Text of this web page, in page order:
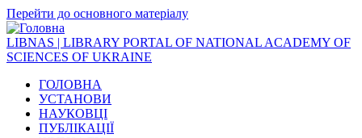
Перейти до основного матеріалу
LIBNAS | LIBRARY PORTAL OF NATIONAL ACADEMY OF
SCIENCES OF UKRAINE
ГОЛОВНА
УСТАНОВИ
НАУКОВЦІ
ПУБЛІКАЦІЇ